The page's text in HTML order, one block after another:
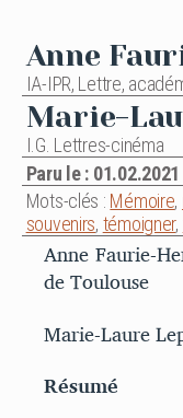
Anne
IA-IPR, Lettre,
Marie-
I.G. Lettres-cinéma
Paru le : 01.02.2021
Mots-clés : Mémoire,
souvenirs, témoigner,
Anne Faurie-
de Toulouse
Marie-Laure
Résumé